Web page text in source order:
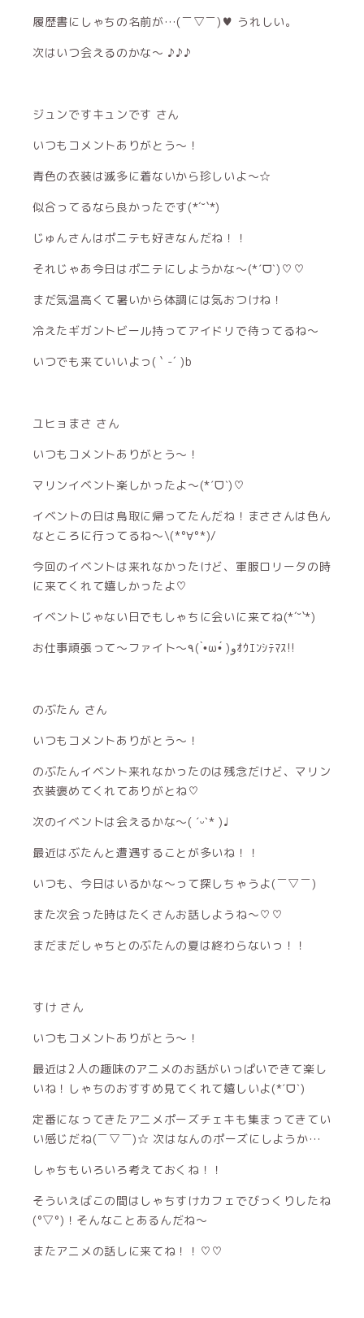
履歴書にしゃちの名前が…(￣▽￣)♥ うれしい。
次はいつ会えるのかな〜 ♪♪♪
ジュンですキュンです さん
いつもコメントありがとう〜！
青色の衣装は滅多に着ないから珍しいよ〜☆
似合ってるなら良かったです(*´˘`*)
じゅんさんはポニテも好きなんだね！！
それじゃあ今日はポニテにしようかな〜(*ˊᗜˋ)♡♡
まだ気温高くて暑いから体調には気おつけね！
冷えたギガントビール持ってアイドリで待ってるね〜
いつでも来ていいよっ( ` -´ )b
ユヒョまさ さん
いつもコメントありがとう〜！
マリンイベント楽しかったよ〜(*ˊᗜˋ)♡
イベントの日は鳥取に帰ってたんだね！まささんは色ん
なところに行ってるね〜\(*°∀°*)/
今回のイベントは来れなかったけど、軍服ロリータの時
に来てくれて嬉しかったよ♡
イベントじゃない日でもしゃちに会いに来てね(*´˘`*)
お仕事頑張って〜ファイト〜٩( •̀ω•́ )ﻭｵｳｴﾝｼﾃﾏｽ!!
のぶたん さん
いつもコメントありがとう〜！
のぶたんイベント来れなかったのは残念だけど、マリン
衣装褒めてくれてありがとね♡
次のイベントは会えるかな〜( ˊᵕˋ* )♩
最近はぶたんと遭遇することが多いね！！
いつも、今日はいるかな〜って探しちゃうよ(￣▽￣)
また次会った時はたくさんお話しようね〜♡♡
まだまだしゃちとのぶたんの夏は終わらないっ！！
すけ さん
いつもコメントありがとう〜！
最近は2人の趣味のアニメのお話がいっぱいできて楽し
いね！しゃちのおすすめ見てくれて嬉しいよ(*ˊᗜˋ)
定番になってきたアニメポーズチェキも集まってきてい
い感じだね(￣▽￣)☆ 次はなんのポーズにしようか…
しゃちもいろいろ考えておくね！！
そういえばこの間はしゃちすけカフェでびっくりしたね
(°▽°)！そんなことあるんだね〜
またアニメの話しに来てね！！♡♡